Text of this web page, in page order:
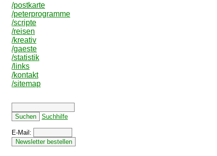
/postkarte
/peterprogramme
/scripte
/reisen
/kreativ
/gaeste
/statistik
/links
/kontakt
/sitemap
Suchhilfe
E-Mail: